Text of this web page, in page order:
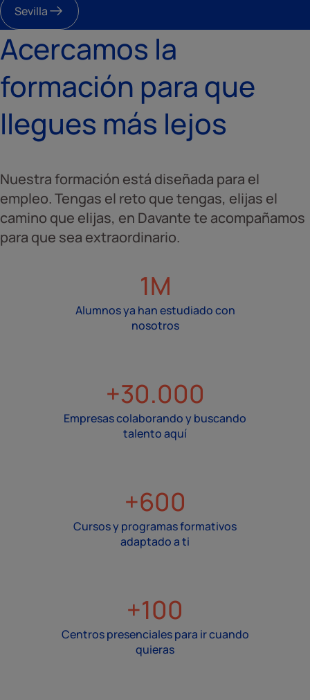
Sevilla
Acercamos la
formación para que
llegues más lejos
Nuestra formación está diseñada para el
empleo. Tengas el reto que tengas, elijas el
camino que elijas, en Davante te acompañamos
para que sea extraordinario.
1M
Alumnos ya han estudiado con
nosotros
+30.000
Empresas colaborando y buscando
talento aquí
+600
Cursos y programas formativos
adaptado a ti
+100
Centros presenciales para ir cuando
quieras